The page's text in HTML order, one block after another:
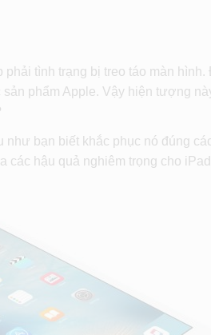
tình trạng bị treo táo màn
phẩm Apple. Vậy hiện tượng
bạn biết khắc phục nó đúng
các hậu quả nghiêm trọng cho